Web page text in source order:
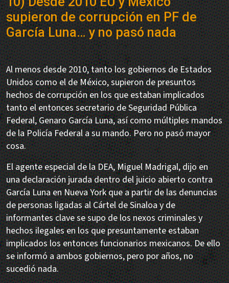
supieron de corrupción en PF de
García Luna… y no pasó nada
Al menos desde 2010, tanto los gobiernos de Estados
Unidos como el de México, supieron de presuntos
hechos de corrupción en los que estaban implicados
tanto el entonces secretario de Seguridad Pública
Federal, Genaro García Luna, así como múltiples mandos
de la Policía Federal a su mando. Pero no pasó mayor
cosa.
El agente especial de la DEA, Miguel Madrigal, dijo en
una declaración jurada dentro del juicio abierto contra
García Luna en Nueva York que a partir de las denuncias
de personas ligadas al Cártel de Sinaloa y de
informantes clave se supo de los nexos criminales y
hechos ilegales en los que presuntamente estaban
implicados los entonces funcionarios mexicanos. De ello
se informó a ambos gobiernos, pero por años, no
sucedió nada.